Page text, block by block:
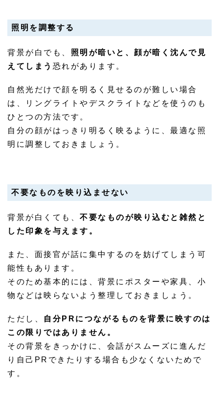
照明を調整する
背景が白でも、 照明が暗いと、顔が暗く沈んで見
えてしまう 恐れがあります。
自然光だけで顔を明るく見せるのが難しい場合
は、リングライトやデスクライトなどを使うのも
ひとつの方法です。
自分の顔がはっきり明るく映るように、最適な照
明に調整しておきましょう。
不要なものを映り込ませない
背景が白くても、 不要なものが映り込むと雑然と
した印象を与えます。
また、面接官が話に集中するのを妨げてしまう可
能性もあります。
そのため基本的には、背景にポスターや家具、小
物などは映らないよう整理しておきましょう。
ただし、
自分PRにつながるものを背景に映すのは
この限りではありません。
その背景をきっかけに、会話がスムーズに進んだ
り自己PRできたりする場合も少なくないためで
す。